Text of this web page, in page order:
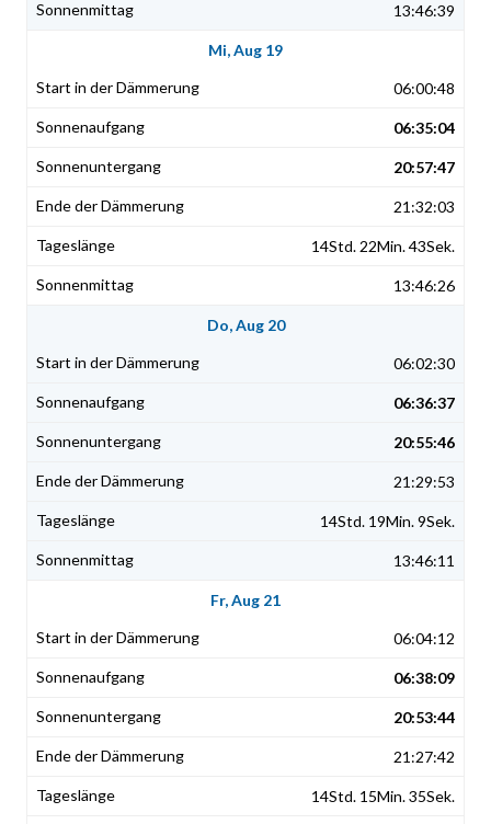
13:46:39
Mi, Aug 19
06:00:48
06:35:04
20:57:47
21:32:03
14Std. 22Min. 43Sek.
13:46:26
Do, Aug 20
06:02:30
06:36:37
20:55:46
21:29:53
14Std. 19Min. 9Sek.
13:46:11
Fr, Aug 21
06:04:12
06:38:09
20:53:44
21:27:42
14Std. 15Min. 35Sek.